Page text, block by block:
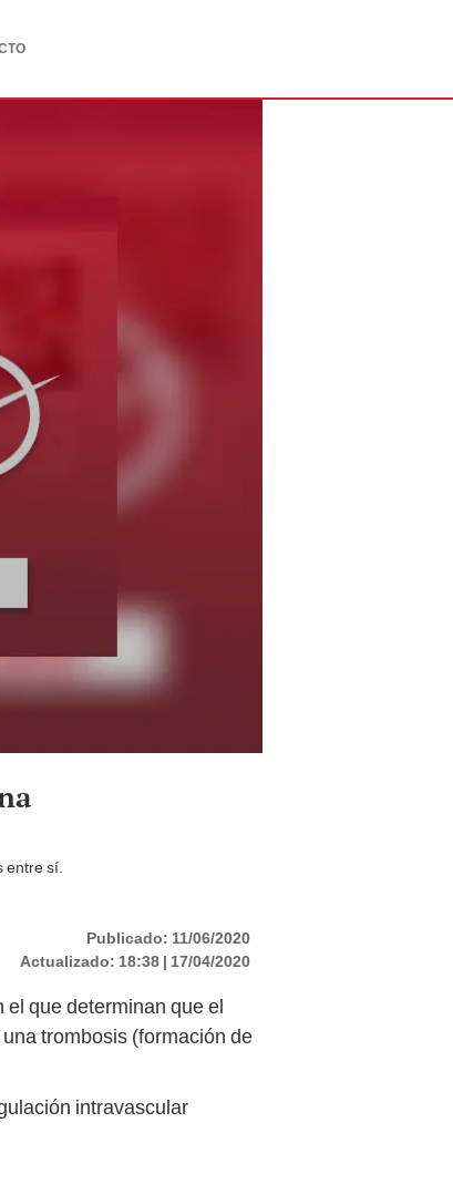
entre sí.
Publicado: 11/06/2020
Actualizado: 18:38 | 17/04/2020
que determinan que el
trombosis (formación de
intravascular